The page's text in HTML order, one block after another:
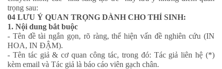
trọng sau:
04 LƯU Ý QUAN TRỌNG DÀNH CHO THÍ SINH:
1. Nội dung bắt buộc
- Tên đề tài ngắn gọn, rõ ràng, thể hiện vấn đề nghiên cứu (IN
HOA, IN ĐẬM).
- Tên tác giả & cơ quan công tác, trong đó: Tác giả liên hệ (*)
kèm email và Tác giả là báo cáo viên gạch chân.